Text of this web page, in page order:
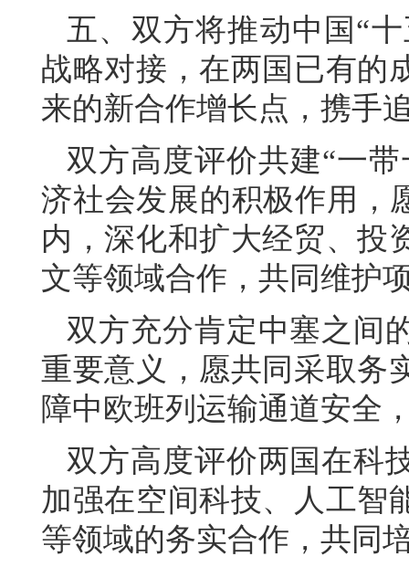
五、双方将推动中国“
战略对接，在两国已有的
来的新合作增长点，携手
双方高度评价共建“一
济社会发展的积极作用，
内，深化和扩大经贸、投
文等领域合作，共同维护
双方充分肯定中塞之间
重要意义，愿共同采取务
障中欧班列运输通道安全
双方高度评价两国在科
加强在空间科技、人工智
等领域的务实合作，共同